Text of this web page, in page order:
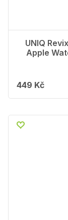
UNIQ
Apple
449 Kč